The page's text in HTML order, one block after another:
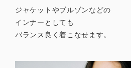
ジャケットやブルゾンなどの
インナーとしても
バランス良く着こなせます。